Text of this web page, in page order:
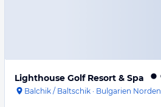
Lighthouse Golf Resort & Spa
Balchik / Baltschik · Bulgarien Norden